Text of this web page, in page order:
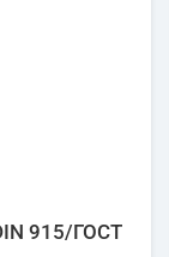
915/ГОСТ